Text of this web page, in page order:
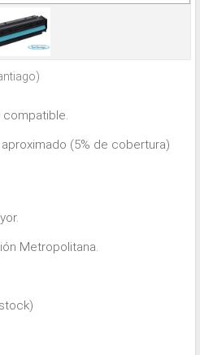
compatible.
(5% de cobertura)
Metropolitana.